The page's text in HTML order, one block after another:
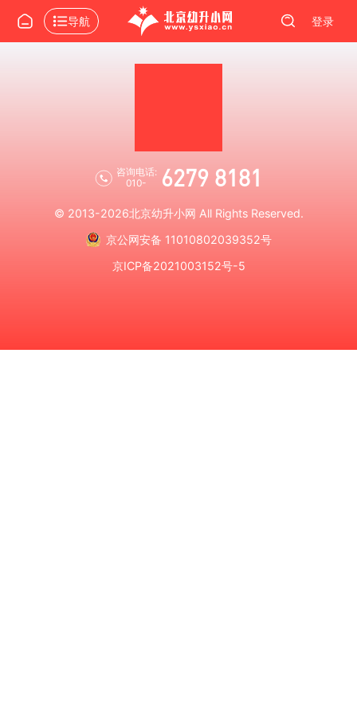
导航 登录
咨询电话:
010-
6279 8181
© 2013-2026北京幼升小网 All Rights Reserved.
京公网安备 11010802039352号
京ICP备2021003152号-5